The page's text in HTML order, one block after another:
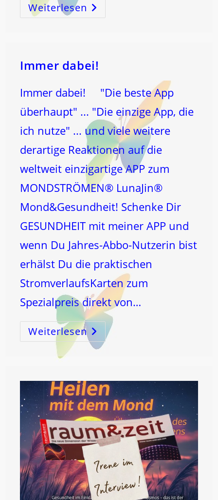
Weiterlesen 12
DU
Immer dabei!
Immer dabei! "Die beste App
überhaupt" ... "Die einzige App, die
ich nutze" ... und viele weitere
derartige Reaktionen auf die
weltweit einzigartige APP zum
MONDSTRÖMEN® LunaJin®
Mond&Gesundheit! Schenke Dir
GESUNDHEIT mit meiner APP und
wenn Du Jahres-Abbo-Nutzerin bist
erhälst Du die praktischen
StromverlaufsKarten zum
Spezialpreis direkt von…
Weiterlesen Immer
Dabei!